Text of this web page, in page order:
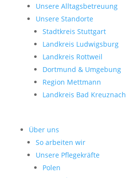
Unsere Alltagsbetreuung
Unsere Standorte
Stadtkreis Stuttgart
Landkreis Ludwigsburg
Landkreis Rottweil
Dortmund & Umgebung
Region Mettmann
Landkreis Bad Kreuznach
Über uns
So arbeiten wir
Unsere Pflegekräfte
Polen